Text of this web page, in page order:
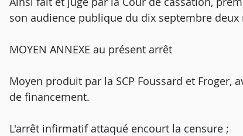
son audience publique du dix septembre deux
MOYEN ANNEXE au présent arrêt
Moyen produit par la SCP Foussard et Froger,
de financement.
L'arrêt infirmatif attaqué encourt la censure ;